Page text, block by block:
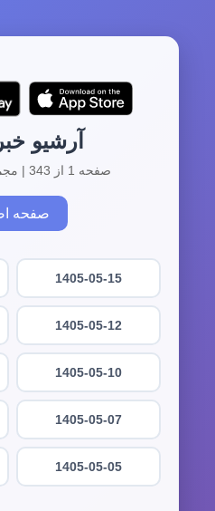
آرشیو
صفحه 1 از 343 | مجموع 3424 آرشیو
صفحه
1405-05-15
1405-05-12
1405-05-10
1405-05-07
1405-05-05